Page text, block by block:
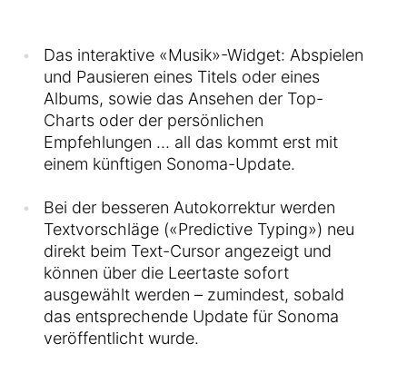
Das interaktive «Musik»-Widget: Abspielen
und Pausieren eines Titels oder eines
Albums, sowie das Ansehen der Top-
Charts oder der persönlichen
Empfehlungen … all das kommt erst mit
einem künftigen Sonoma-Update.
Bei der besseren Autokorrektur werden
Textvorschläge («Predictive Typing») neu
direkt beim Text-Cursor angezeigt und
können über die Leertaste sofort
ausgewählt werden – zumindest, sobald
das entsprechende Update für Sonoma
veröffentlicht wurde.